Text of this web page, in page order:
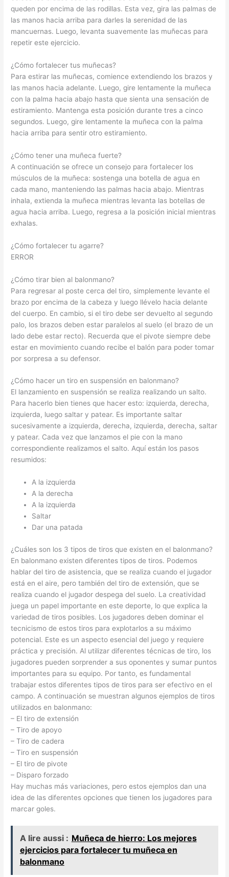
queden por encima de las rodillas. Esta vez, gira las palmas de
las manos hacia arriba para darles la serenidad de las
mancuernas. Luego, levanta suavemente las muñecas para
repetir este ejercicio.
¿Cómo fortalecer tus muñecas?
Para estirar las muñecas, comience extendiendo los brazos y
las manos hacia adelante. Luego, gire lentamente la muñeca
con la palma hacia abajo hasta que sienta una sensación de
estiramiento. Mantenga esta posición durante tres a cinco
segundos. Luego, gire lentamente la muñeca con la palma
hacia arriba para sentir otro estiramiento.
¿Cómo tener una muñeca fuerte?
A continuación se ofrece un consejo para fortalecer los
músculos de la muñeca: sostenga una botella de agua en
cada mano, manteniendo las palmas hacia abajo. Mientras
inhala, extienda la muñeca mientras levanta las botellas de
agua hacia arriba. Luego, regresa a la posición inicial mientras
exhalas.
¿Cómo fortalecer tu agarre?
ERROR
¿Cómo tirar bien al balonmano?
Para regresar al poste cerca del tiro, simplemente levante el
brazo por encima de la cabeza y luego llévelo hacia delante
del cuerpo. En cambio, si el tiro debe ser devuelto al segundo
palo, los brazos deben estar paralelos al suelo (el brazo de un
lado debe estar recto). Recuerda que el pivote siempre debe
estar en movimiento cuando recibe el balón para poder tomar
por sorpresa a su defensor.
¿Cómo hacer un tiro en suspensión en balonmano?
El lanzamiento en suspensión se realiza realizando un salto.
Para hacerlo bien tienes que hacer esto: izquierda, derecha,
izquierda, luego saltar y patear. Es importante saltar
sucesivamente a izquierda, derecha, izquierda, derecha, saltar
y patear. Cada vez que lanzamos el pie con la mano
correspondiente realizamos el salto. Aquí están los pasos
resumidos:
A la izquierda
A la derecha
A la izquierda
Saltar
Dar una patada
¿Cuáles son los 3 tipos de tiros que existen en el balonmano?
En balonmano existen diferentes tipos de tiros. Podemos
hablar del tiro de asistencia, que se realiza cuando el jugador
está en el aire, pero también del tiro de extensión, que se
realiza cuando el jugador despega del suelo. La creatividad
juega un papel importante en este deporte, lo que explica la
variedad de tiros posibles. Los jugadores deben dominar el
tecnicismo de estos tiros para explotarlos a su máximo
potencial. Este es un aspecto esencial del juego y requiere
práctica y precisión. Al utilizar diferentes técnicas de tiro, los
jugadores pueden sorprender a sus oponentes y sumar puntos
importantes para su equipo. Por tanto, es fundamental
trabajar estos diferentes tipos de tiros para ser efectivo en el
campo. A continuación se muestran algunos ejemplos de tiros
utilizados en balonmano:
– El tiro de extensión
– Tiro de apoyo
– Tiro de cadera
– Tiro en suspensión
– El tiro de pivote
– Disparo forzado
Hay muchas más variaciones, pero estos ejemplos dan una
idea de las diferentes opciones que tienen los jugadores para
marcar goles.
A lire aussi : Muñeca de hierro: Los mejores
ejercicios para fortalecer tu muñeca en
balonmano